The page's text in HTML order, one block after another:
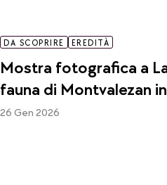
DA SCOPRIRE EREDITÀ
Mostra fotografica a
fauna di Montvalezan
26 Gen 2026